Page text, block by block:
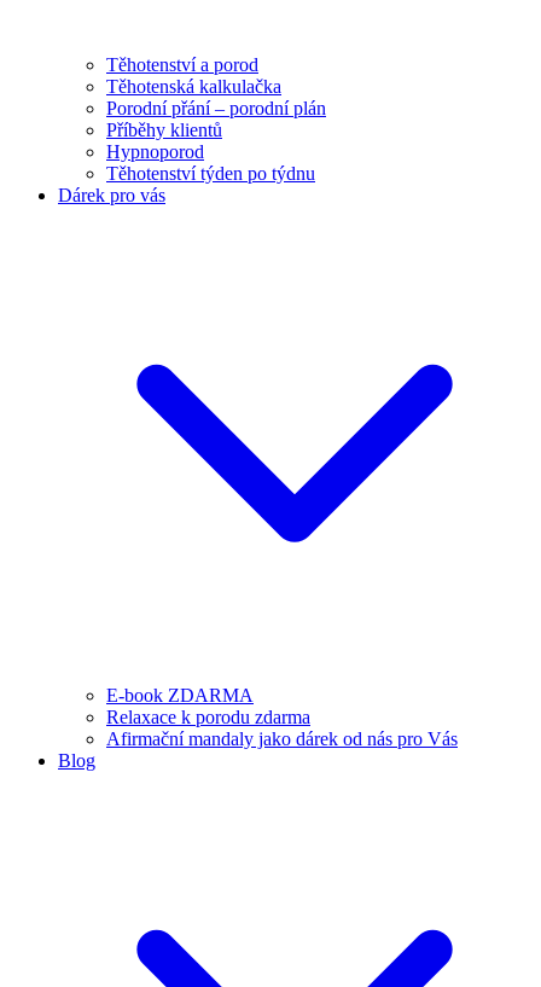
Těhotenství a porod
Těhotenská kalkulačka
Porodní přání – porodní plán
Příběhy klientů
Hypnoporod
Těhotenství týden po týdnu
Dárek pro vás
E-book ZDARMA
Relaxace k porodu zdarma
Afirmační mandaly jako dárek od nás pro Vás
Blog